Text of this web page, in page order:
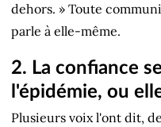
dehors. » Toute
parle à elle-même.
2. La confiance
l'épidémie, ou
Plusieurs voix l'ont dit,